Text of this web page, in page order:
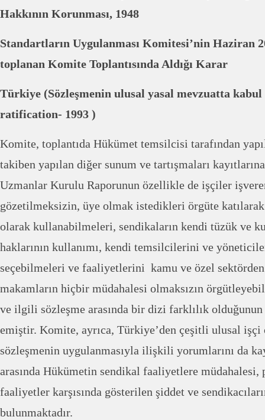
Hakkının Korunması, 1948
Standartların Uygulanması Komitesi’nin Haziran
toplanan Komite Toplantısında Aldığı Karar
Türkiye (Sözleşmenin ulusal yasal mevzuatta
ratification- 1993 )
Komite, toplantıda Hükümet temsilcisi tarafından
takiben yapılan diğer sunum ve tartışmaları
Uzmanlar Kurulu Raporunun özellikle de işçiler
gözetilmeksizin, üye olmak istedikleri örgüte
olarak kullanabilmeleri, sendikaların kendi tüzük ve
haklarının kullanımı, kendi temsilcilerini ve
seçebilmeleri ve faaliyetlerini kamu ve özel
makamların hiçbir müdahalesi olmaksızın
ve ilgili sözleşme arasında bir dizi farklılık
emiştir. Komite, ayrıca, Türkiye’den çeşitli ulusal
sözleşmenin uygulanmasıyla ilişkili yorumlarını da
arasında Hükümetin sendikal faaliyetlere müdahalesi,
faaliyetler karşısında gösterilen şiddet ve
bulunmaktadır.